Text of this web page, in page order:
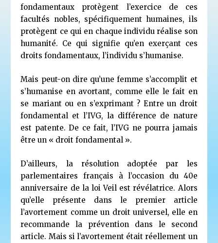
fondamentaux protègent l’exercice de ces
facultés nobles, spécifiquement humaines, ils
protègent ce qui en chaque individu réalise son
humanité. Ce qui signifie qu’en exerçant ces
droits fondamentaux, l’individu s’humanise.
Mais peut-on dire qu’une femme s’accomplit et
s’humanise en avortant, comme elle le fait en
se mariant ou en s’exprimant ? Entre un droit
fondamental et l’IVG, la différence de nature
est patente. De ce fait, l’IVG ne pourra jamais
être un « droit fondamental ».
D’ailleurs, la résolution adoptée par les
parlementaires français à l’occasion du 40e
anniversaire de la loi Veil est révélatrice. Alors
qu’elle présente dans le premier article
l’avortement comme un droit universel, elle en
recommande la prévention dans le second
article. Mais si l’avortement était réellement un